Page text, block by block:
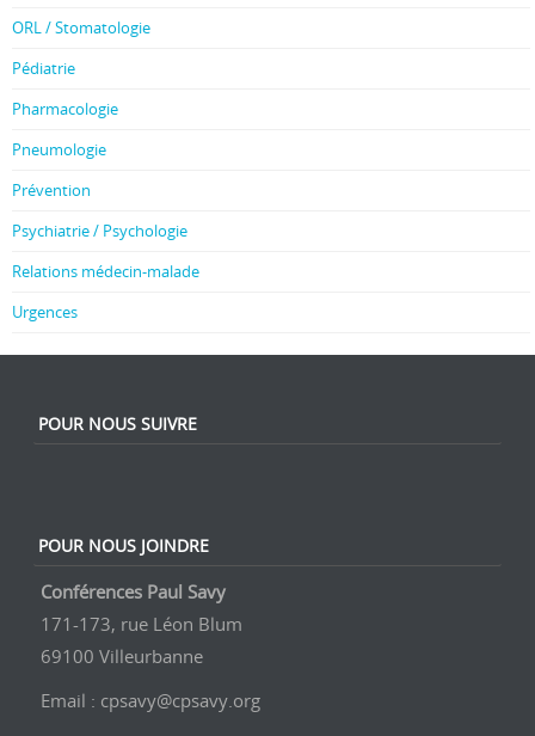
ORL / Stomatologie
Pédiatrie
Pharmacologie
Pneumologie
Prévention
Psychiatrie / Psychologie
Relations médecin-malade
Urgences
POUR NOUS SUIVRE
POUR NOUS JOINDRE
Conférences Paul Savy
171-173, rue Léon Blum
69100 Villeurbanne
Email : cpsavy@cpsavy.org